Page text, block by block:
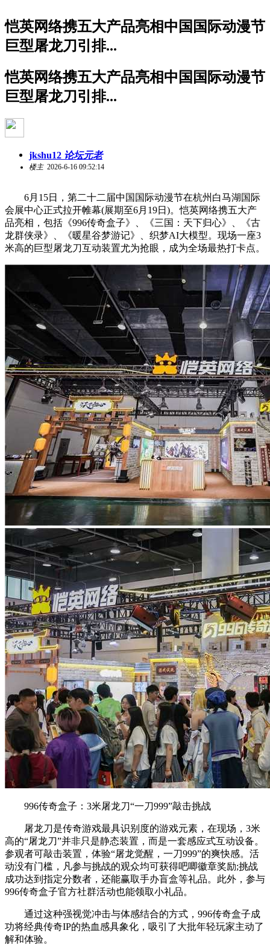
恺英网络携五大产品亮相中国国际动漫节
巨型屠龙刀引排...
恺英网络携五大产品亮相中国国际动漫节
巨型屠龙刀引排...
jkshu12 论坛元老
楼主2026-6-16 09:52:14
6月15日，第二十二届中国国际动漫节在杭州白马湖国际
会展中心正式拉开帷幕(展期至6月19日)。恺英网络携五大产
品亮相，包括《996传奇盒子》、《三国：天下归心》、《古
龙群侠录》、《暖星谷梦游记》、织梦AI大模型。现场一座3
米高的巨型屠龙刀互动装置尤为抢眼，成为全场最热打卡点。
996传奇盒子：3米屠龙刀“一刀999”敲击挑战
屠龙刀是传奇游戏最具识别度的游戏元素，在现场，3米
高的“屠龙刀”并非只是静态装置，而是一套感应式互动设备。
参观者可敲击装置，体验“屠龙觉醒，一刀999”的爽快感。活
动没有门槛，凡参与挑战的观众均可获得吧唧徽章奖励;挑战
成功达到指定分数者，还能赢取手办盲盒等礼品。此外，参与
996传奇盒子官方社群活动也能领取小礼品。
通过这种强视觉冲击与体感结合的方式，996传奇盒子成
功将经典传奇IP的热血感具象化，吸引了大批年轻玩家主动了
解和体验。